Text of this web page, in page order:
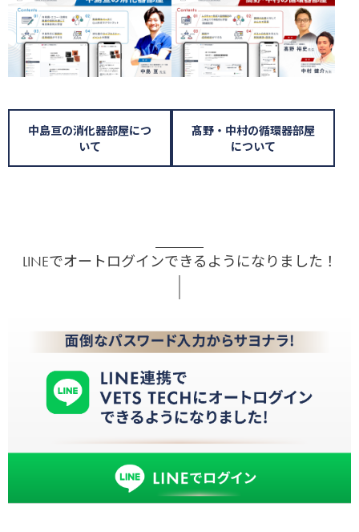
中島亘の消化器部屋につ
いて
髙野・中村の循環器部屋
について
LINEでオートログインできるようになりました！